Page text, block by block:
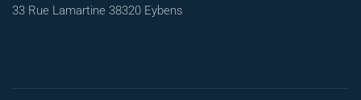
33 Rue Lamartine 38320 Eybens